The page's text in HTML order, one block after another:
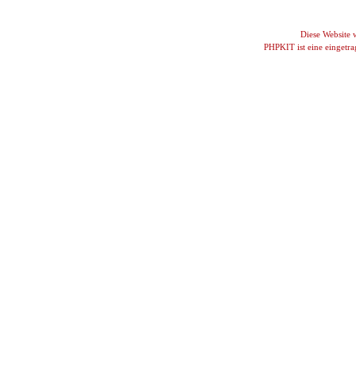
Diese Website
PHPKIT ist eine